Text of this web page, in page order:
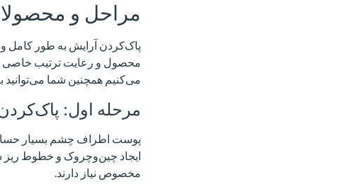
مراحل و
پاک‌کردن آرایش به طور کامل
محصول و رعایت ترتیب خاصی
می‌کنیم همچنین شما
مرحله اول:
پوست اطراف چشم بسیار
ایجاد چین‌وچروک و خطوط ریز
مخصوص نیاز دارند.